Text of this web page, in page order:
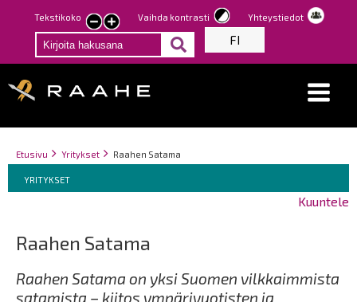
Hyppää
pääsisältöön
Tekstikoko
Pienennä
tekstin
kokoa
Suurenna
tekstin
kokoa
Vaihda kontrasti Yhteystiedot
FI
Breadcrumbs
You
here:
Etusivu Yritykset Raahen Satama
Breadcrumbs
You
are
YRITYKSET
Kuuntele
Raahen Satama
Raahen Satama on yksi Suomen vilkkaimmista
satamista – kiitos ympärivuotisten ja